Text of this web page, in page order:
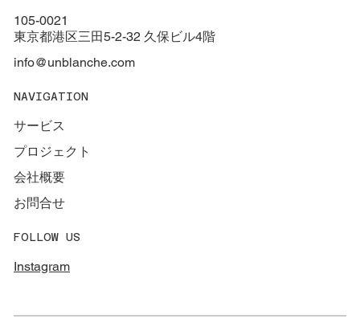
んの対談
105-0021
東京都港区三田5-2-32 久保ビル4階
info@unblanche.com
NAVIGATION
サービス
プロジェクト
会社概要
お問合せ
FOLLOW US
Instagram